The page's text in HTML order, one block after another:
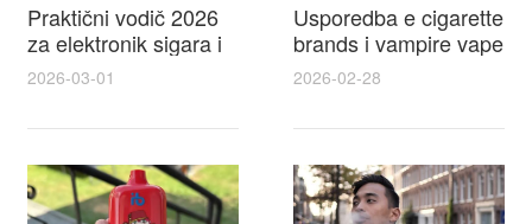
Praktični vodič 2026
za elektronik sigara i
mtm e cigarete s
recenzijama i
2026-03-01
Usporedba e cigarette
brands i vampire vape
za 2026 – vodič s
i najboljim ponudama
2026-02-28